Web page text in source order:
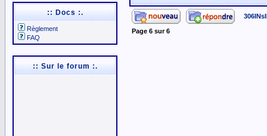
:: Docs :.
Règlement
FAQ
:: Sur le forum :.
Page 6 sur6